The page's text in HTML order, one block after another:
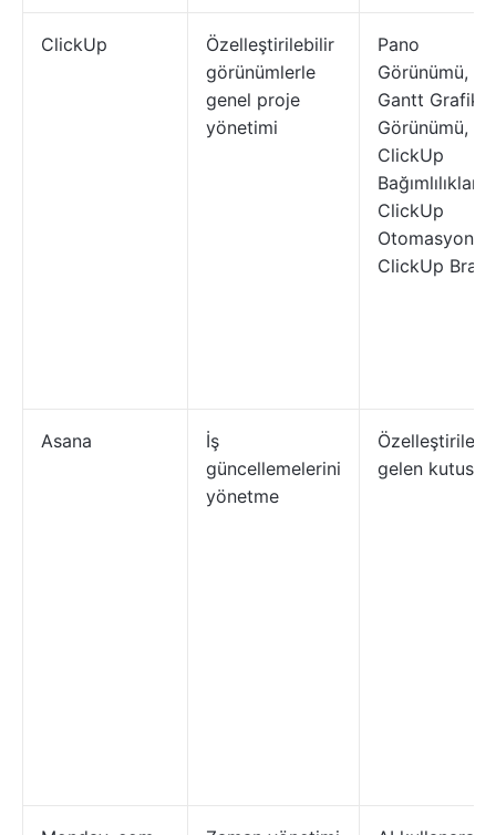
ClickUp
Özelleştirilebilir
görünümlerle
genel proje
yönetimi
Pano
Görünümü,
Gantt Grafik
Görünümü,
ClickUp
Bağımlılıkları,
ClickUp
ClickUp Brain
Asana
İş
güncellemelerini
yönetme
gelen kutusu